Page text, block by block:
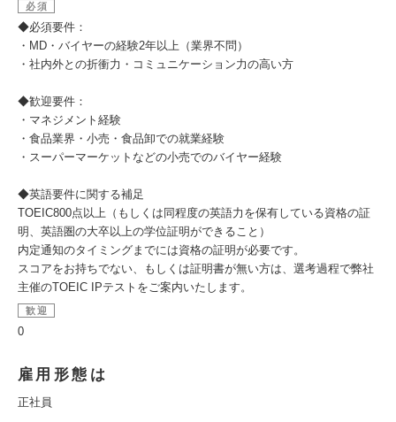
必須
◆必須要件：
・MD・バイヤーの経験2年以上（業界不問）
・社内外との折衝力・コミュニケーション力の高い方
◆歓迎要件：
・マネジメント経験
・食品業界・小売・食品卸での就業経験
・スーパーマーケットなどの小売でのバイヤー経験
◆英語要件に関する補足
TOEIC800点以上（もしくは同程度の英語力を保有している資格の証
明、英語圏の大卒以上の学位証明ができること）
内定通知のタイミングまでには資格の証明が必要です。
スコアをお持ちでない、もしくは証明書が無い方は、選考過程で弊社
主催のTOEIC IPテストをご案内いたします。
歓迎
0
雇用形態は
正社員